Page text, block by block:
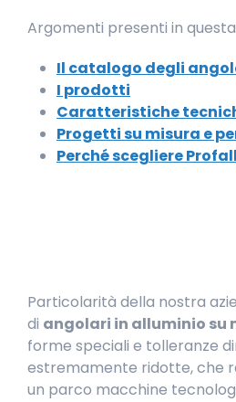
Argomenti presenti in
Il catalogo degli
I prodotti
Caratteristiche
Progetti su misura e
Perché scegliere Profall
Particolarità della nostra
di angolari in alluminio su
forme speciali e tolleranze
estremamente ridotte, che
un parco macchine